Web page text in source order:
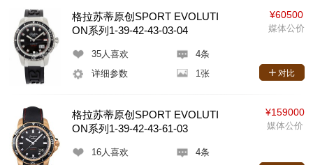
格拉苏蒂原创SPORT EVOLUTI
ON系列1-39-42-43-03-04
35人喜欢
4条
详细参数
1张
¥60500
媒体公价
对比
格拉苏蒂原创SPORT EVOLUTI
ON系列1-39-42-43-61-03
16人喜欢
4条
¥159000
媒体公价